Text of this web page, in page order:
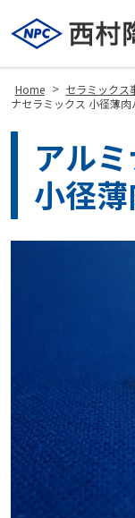
Home > セラミックス
ナセラミックス 小径薄肉
アル
小径
Site
Footer